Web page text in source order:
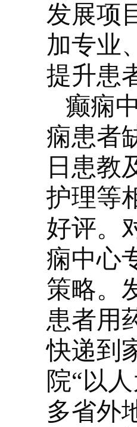
发展项
加专业
提升患
癫痫
痫患者
日患教
护理等
好评。
痫中心
策略。
患者用
快递到
院“以
多省外